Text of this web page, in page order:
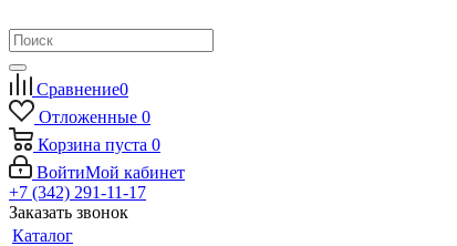
Сравнение0
Отложенные 0
Корзина пуста 0
ВойтиМой кабинет
+7 (342) 291-11-17
Заказать звонок
Каталог